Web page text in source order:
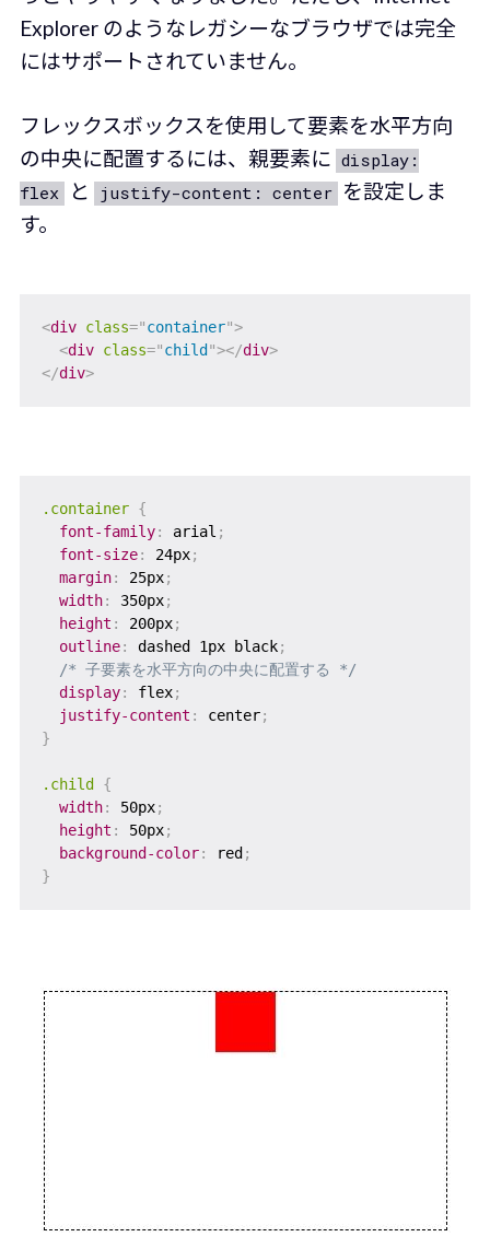
Explorer のようなレガシーなブラウザでは完全
にはサポートされていません。
フレックスボックスを使用して要素を水平方向
の中央に配置するには、親要素に display:
flex
と justify-content: center を設定しま
す。
<div class="container">
<div class="child "></div>
</div>
.container {
font-family: arial ;
font-size: 24px;
margin: 25px;
width: 350px;
height : 200px;
outline: dashed 1px black;
/* 子要素を水平方向の中央に配置する */
display: flex;
justify-content : center;
}
.child
{
width: 50px;
height : 50px;
background-color: red ;
}